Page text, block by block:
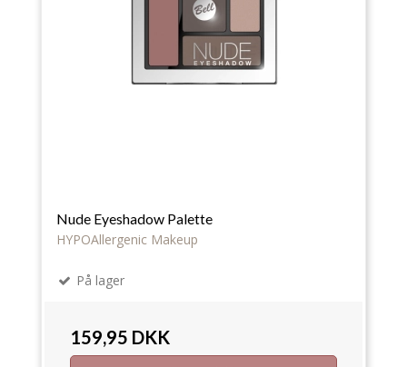
Nude Eyeshadow Palette
HYPOAllergenic Makeup
På lager
159,95 DKK